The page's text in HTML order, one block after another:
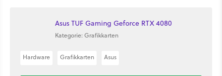
Asus TUF Gaming Geforce RTX 4080
Kategorie: Grafikkarten
Hardware Grafikkarten Asus